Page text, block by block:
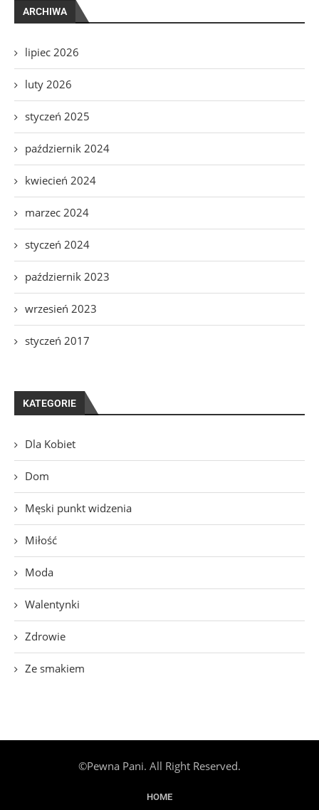
ARCHIWA
lipiec 2026
luty 2026
styczeń 2025
październik 2024
kwiecień 2024
marzec 2024
styczeń 2024
październik 2023
wrzesień 2023
styczeń 2017
KATEGORIE
Dla Kobiet
Dom
Męski punkt widzenia
Miłość
Moda
Walentynki
Zdrowie
Ze smakiem
©Pewna Pani. All Right Reserved.
HOME